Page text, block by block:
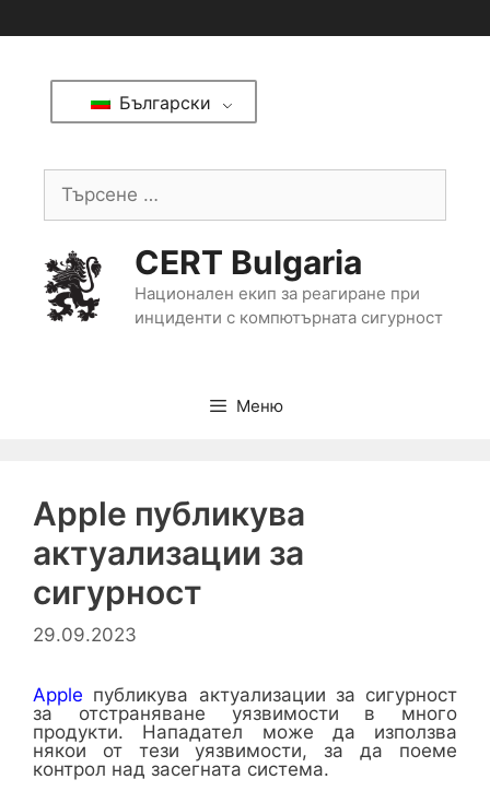
Български
CERT Bulgaria
Национален екип за реагиране при
инциденти с компютърната сигурност
Меню
Apple публикува
актуализации за
сигурност
29.09.2023
Apple публикува актуализации за сигурност
за отстраняване уязвимости в много
продукти. Нападател може да използва
някои от тези уязвимости, за да поеме
контрол над засегната система.